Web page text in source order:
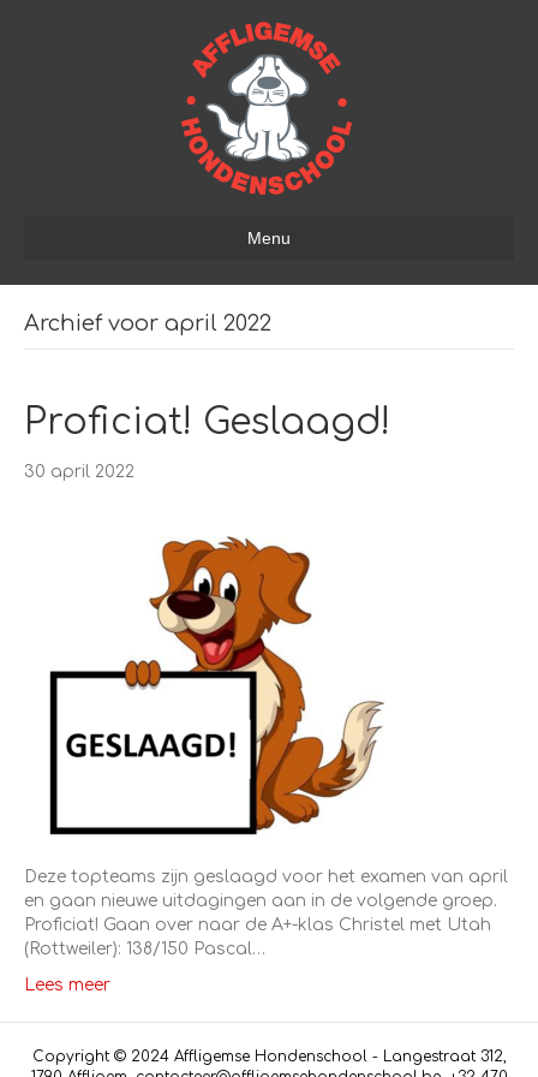
Menu
Archief voor april 2022
Proficiat! Geslaagd!
30 april 2022
Deze topteams zijn geslaagd voor het examen van april
en gaan nieuwe uitdagingen aan in de volgende groep.
Proficiat! Gaan over naar de A+-klas Christel met Utah
(Rottweiler): 138/150 Pascal…
Lees meer
Copyright © 2024 Affligemse Hondenschool - Langestraat 312,